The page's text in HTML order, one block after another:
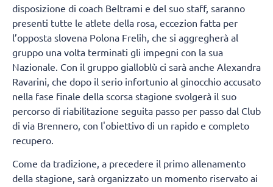
disposizione di coach Beltrami e del suo staff, saranno
presenti tutte le atlete della rosa, eccezion fatta per
l’opposta slovena Polona Frelih, che si aggregherà al
gruppo una volta terminati gli impegni con la sua
Nazionale. Con il gruppo gialloblù ci sarà anche Alexandra
Ravarini, che dopo il serio infortunio al ginocchio accusato
nella fase finale della scorsa stagione svolgerà il suo
percorso di riabilitazione seguita passo per passo dal Club
di via Brennero, con l'obiettivo di un rapido e completo
recupero.
Come da tradizione, a precedere il primo allenamento
della stagione, sarà organizzato un momento riservato ai